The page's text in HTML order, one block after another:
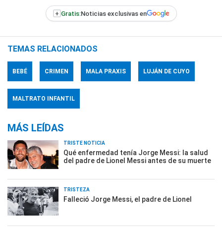
+ Gratis:Noticias exclusivas en
TEMAS RELACIONADOS
BEBÉ CRIMEN MALA PRAXIS LUJÁN DE CUYO
MALTRATO INFANTIL
MÁS LEÍDAS
TRISTE NOTICIA
Qué enfermedad tenía Jorge Messi: la salud
del padre de Lionel Messi antes de su muerte
TRISTEZA
Falleció Jorge Messi, el padre de Lionel